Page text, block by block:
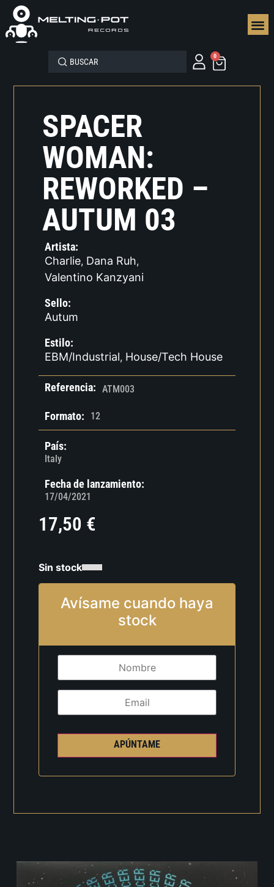
0
SPACER
WOMAN:
REWORKED –
AUTUM 03
Artista:
Charlie, Dana Ruh,
Valentino Kanzyani
Sello:
Autum
Estilo:
EBM/Industrial, House/Tech House
Referencia: ATM003
Formato: 12
País:
Italy
Fecha de lanzamiento:
17/04/2021
17,50 €
Sin stock
Avísame cuando haya
stock
APÚNTAME